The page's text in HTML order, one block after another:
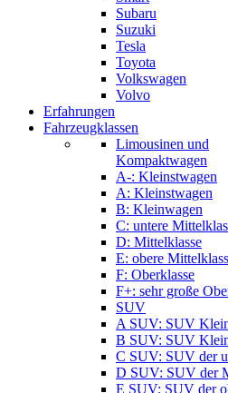
Subaru
Suzuki
Tesla
Toyota
Volkswagen
Volvo
Erfahrungen
Fahrzeugklassen
Limousinen und
Kompaktwagen
A-: Kleinstwagen
A: Kleinstwagen
B: Kleinwagen
C: untere
D: Mittelklasse
E: obere
F: Oberklasse
F+: sehr große
SUV
A SUV: SUV
B SUV: SUV
C SUV: SUV der
D SUV: SUV der
E SUV: SUV der